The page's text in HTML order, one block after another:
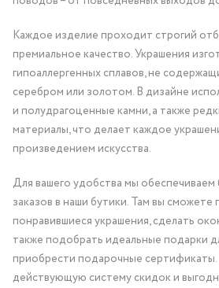
Каждое изделие проходит строгий
премиальное качество. Украшения
гипоаллергенных сплавов, не
серебром или золотом. В дизайне
и полудрагоценные камни, а также
материалы, что делает каждое
произведением искусства.
Для вашего удобства мы
заказов в наши бутики. Там вы сможете
понравившиеся украшения, сделать
также подобрать идеальные подарки
приобрести подарочные
действующую систему скидок и